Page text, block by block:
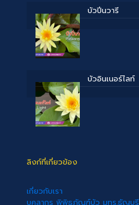
บัวปิ่นวารี
บัวอินเนอร์ไลท์
ลิงก์ที่เกี่ยวข้อง
เกี่ยวกับเรา
บุคลากร พิพิธภัณฑ์บัว มทร.ธัญบุรี